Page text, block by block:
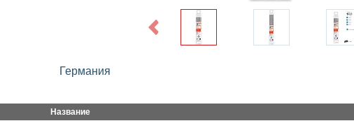
Previous
Германия
Название